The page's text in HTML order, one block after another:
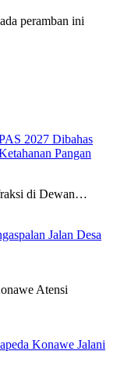
peramban ini
2027 Dibahas
Pangan
di Dewan…
Jalan Desa
Atensi
Konawe Jalani